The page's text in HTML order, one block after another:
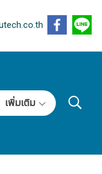
เพิ่มเติม